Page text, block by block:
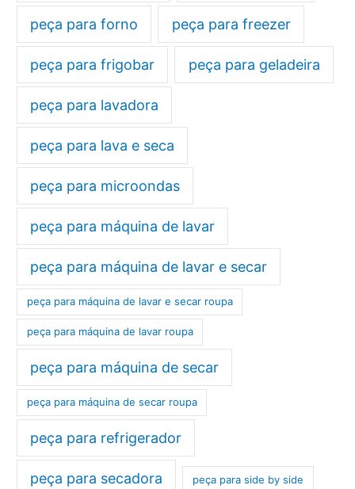
peça para forno peça para freezer
peça para frigobar peça para geladeira
peça para lavadora
peça para lava e seca
peça para microondas
peça para máquina de lavar
peça para máquina de lavar e secar
peça para máquina de lavar e secar roupa
peça para máquina de lavar roupa
peça para máquina de secar
peça para máquina de secar roupa
peça para refrigerador
peça para secadora peça para side by side